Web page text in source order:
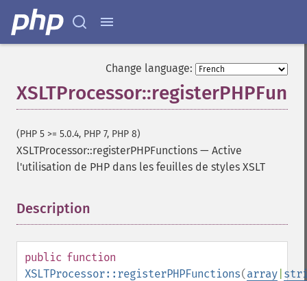
Change language:
(PHP 5 >= 5.0.4, PHP 7, PHP 8)
XSLTProcessor::registerPHPFunctions — Active
l'utilisation de PHP dans les feuilles de styles XSLT
Description
public function
XSLTProcessor::registerPHPFunctions(array